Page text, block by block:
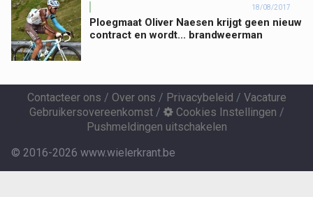
18/08/2017
Ploegmaat Oliver Naesen krijgt geen nieuw
contract en wordt... brandweerman
Contacteer ons / Over ons / Privacybeleid / Vacature
Gebruikersovereenkomst/ Cookies Instellingen /
Pushmeldingen uitschakelen
© 2016-2026 www.wielerkrant.be